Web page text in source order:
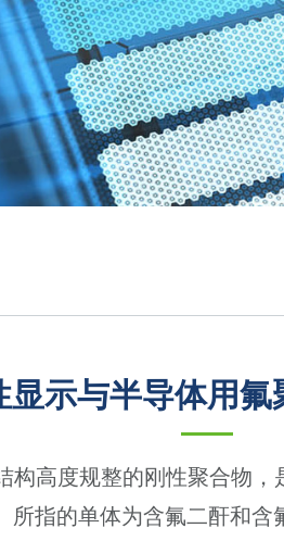
显示与半导体用氟
高度规整的刚性聚合物
指的单体为含氟二酐和含